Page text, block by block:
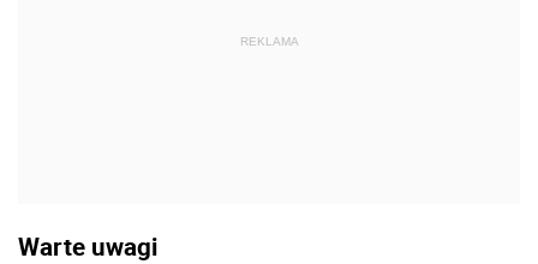
REKLAMA
Warte uwagi